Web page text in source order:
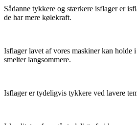
Sådanne tykkere og stærkere isflager er
de har mere kølekraft.
Isflager lavet af vores maskiner kan holde
smelter langsommere.
Isflager er tydeligvis tykkere ved lavere